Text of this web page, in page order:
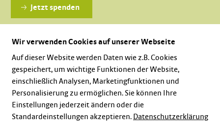
Jetzt spenden
Dauerhaft spenden
Wir verwenden Cookies auf unserer Webseite
Auf dieser Website werden Daten wie z.B. Cookies
gespeichert, um wichtige Funktionen der Website,
einschließlich Analysen, Marketingfunktionen und
Personalisierung zu ermöglichen. Sie können Ihre
Einstellungen jederzeit ändern oder die
Standardeinstellungen akzeptieren. Datenschutzerklärung